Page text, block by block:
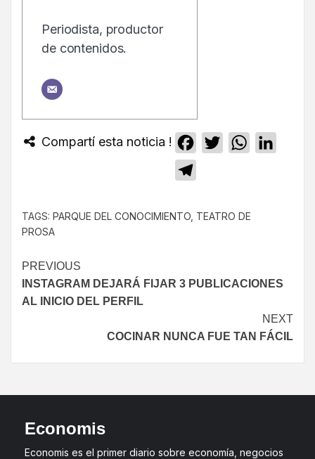
Periodista, productor
de contenidos.
Compartí esta noticia ! Facebook
TwitterWhatsApp
TAGS: PARQUE DEL CONOCIMIENTO TEATRO DE
PROSA
PREVIOUS
INSTAGRAM DEJARÁ FIJAR 3 PUBLICACIONES
AL INICIO DEL PERFIL
NEXT
COCINAR NUNCA FUE TAN FÁCIL
Economis
Economis es el primer diario sobre economía, negocios